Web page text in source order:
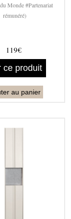
Monde #Partenariat
rémunéré)
119€
ce produit
au panier